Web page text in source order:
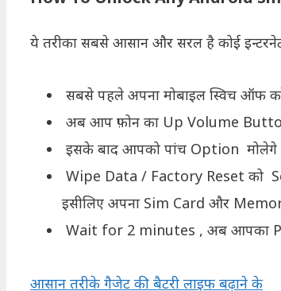
ये तरीका सबसे आसान और सरल है कोई
सबसे पहले अपना मोबाइल स्विच ऑफ
अब आप फ़ोन का Up Volume
इसके बाद आपको पांच Option
Wipe Data / Factory Reset को
इसीलिए अपना Sim Card और
Wait for 2 minutes , अब आपका
आसान तरीके गैजेट की बैटरी लाइफ बढ़ाने के